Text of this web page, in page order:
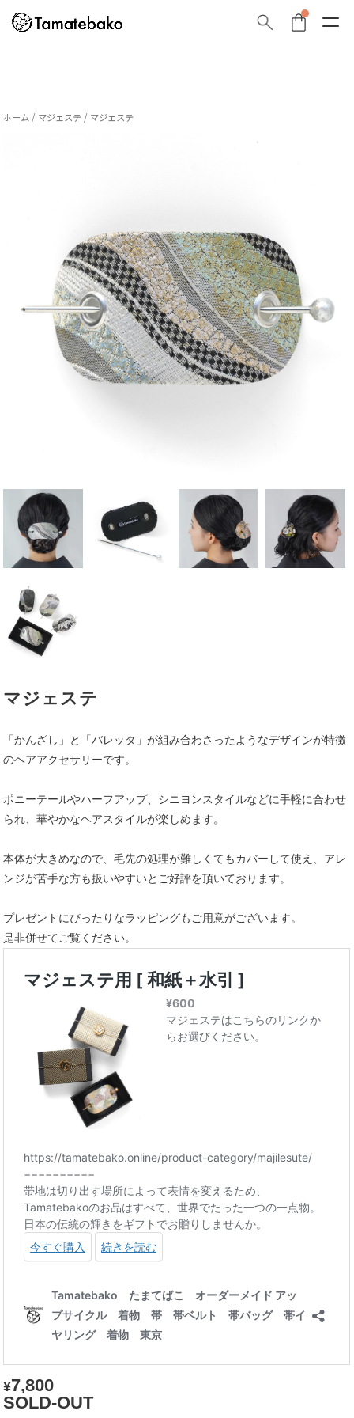
ホーム / マジェステ / マジェステ
マジェステ
「かんざし」と「バレッタ」が組み合わさったようなデザインが特徴
のヘアアクセサリーです。
ポニーテールやハーフアップ、シニヨンスタイルなどに手軽に合わせ
られ、華やかなヘアスタイルが楽しめます。
本体が大きめなので、毛先の処理が難しくてもカバーして使え、アレ
ンジが苦手な方も扱いやすいとご好評を頂いております。
プレゼントにぴったりなラッピングもご用意がございます。
是非併せてご覧ください。
¥7,800
SOLD-OUT